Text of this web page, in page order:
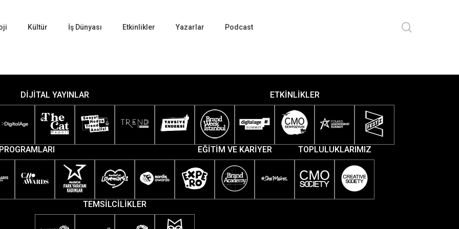
Kültür İş Dünyası Etkinlikler Yazarlar Podcast
DİJİTAL YAYINLAR ETKİNLİKLER
EĞİTİM VE KARİYER TOPLULUKLARIMIZ
TEMSİLCİLİKLER